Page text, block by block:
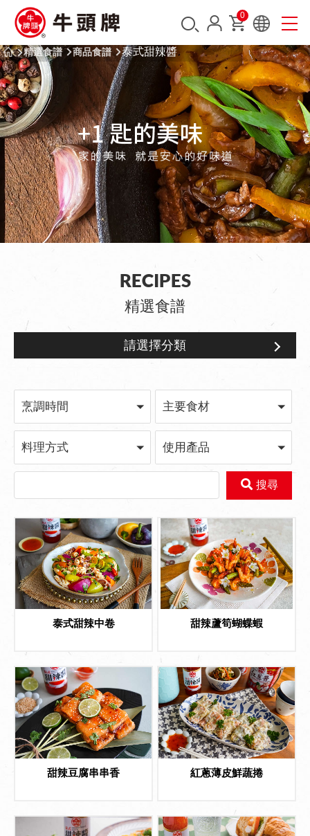
0
精選食譜 商品食譜 泰式甜辣醬
RECIPES
精選食譜
請選擇分類
泰式甜辣醬
烹調時間 主要食材
料理方式 使用產品
搜尋
泰式甜辣中卷 甜辣蘆筍蝴蝶蝦
甜辣豆腐串串香 紅蔥薄皮鮮蔬捲